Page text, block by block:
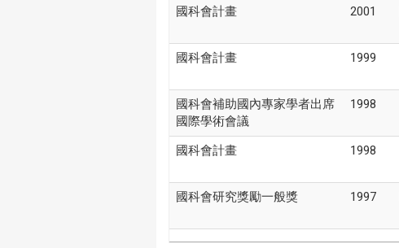
國科會計畫 2001
國科會計畫 1999
國科會補助國內專家學者出席
國際學術會議
1998
國科會計畫 1998
國科會研究獎勵一般獎 1997